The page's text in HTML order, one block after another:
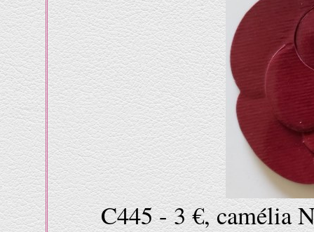
C445 - 3 €, camélia